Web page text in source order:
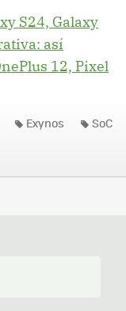
S24, Galaxy
así
12, Pixel
Exynos SoC